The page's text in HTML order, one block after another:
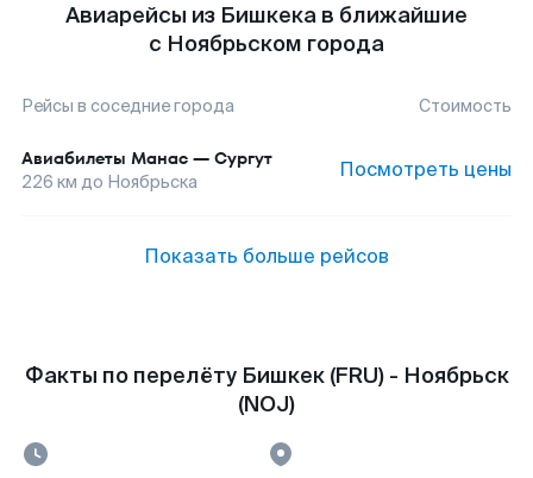
Авиарейсы из Бишкека в ближайшие
с Ноябрьском города
Рейсы в соседние города Стоимость
Авиабилеты Манас — Сургут
226 км до Ноябрьска Посмотреть цены
Показать больше рейсов
Факты по перелёту Бишкек (FRU) - Ноябрьск
(NOJ)